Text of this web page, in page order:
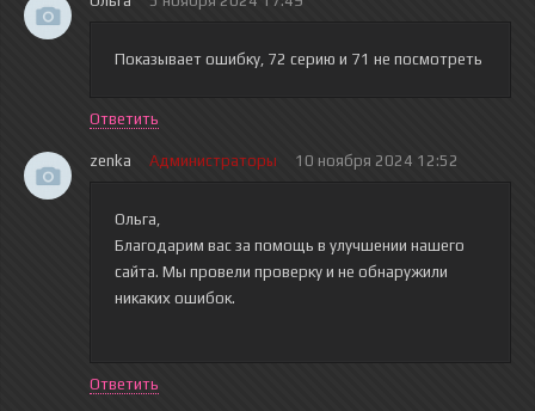
Показывает ошибку, 72 серию и 71 не посмотреть
Ответить
zenka Администраторы 10 ноября 2024 12:52
Ольга,
Благодарим вас за помощь в улучшении нашего
сайта. Мы провели проверку и не обнаружили
никаких ошибок.
Ответить